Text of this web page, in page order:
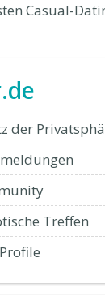
Casual-
der
Treffen